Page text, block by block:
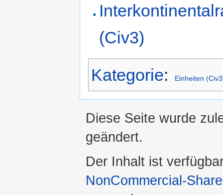
(Civ3)
Kategorie: Einheiten
Diese Seite wurde
geändert.
Der Inhalt ist
NonCommercial-